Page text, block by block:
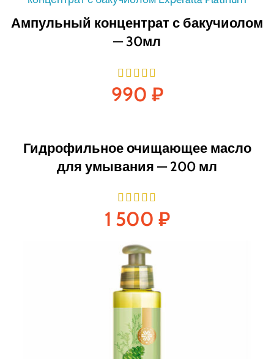
Ампульный концентрат с бакучиолом
— 30мл
990 ₽
Гидрофильное очищающее масло
для умывания — 200 мл
1 500 ₽